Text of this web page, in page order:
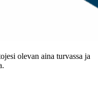
olevan aina turvassa ja